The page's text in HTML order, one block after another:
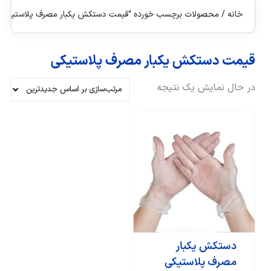
خانه / محصولات برچسب خورده “قیمت دستکش یکبار مصرف
قیمت دستکش یکبار مصرف پلاستیکی
در حال نمایش یک نتیجه
دستکش یکبار
مصرف پلاستیکی